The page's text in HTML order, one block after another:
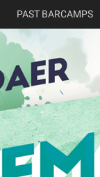
PAST BARCAMPS